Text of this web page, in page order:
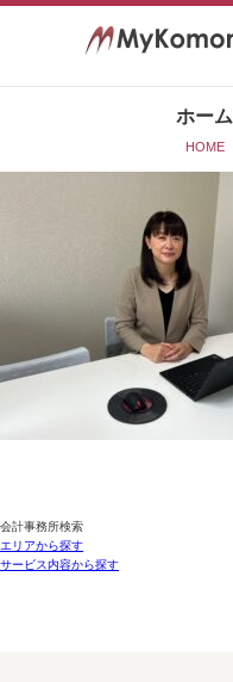
ホーム
HOME
会計事務所検索
エリアから探す
サービス内容から探す